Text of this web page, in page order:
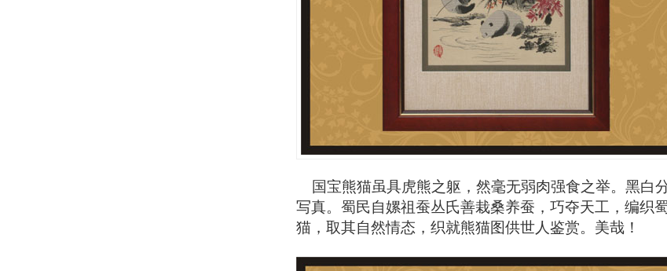
国宝熊猫虽具虎熊之躯，然毫无弱肉强食之举。黑白
写真。蜀民自嫘祖蚕丛氏善栽桑养蚕，巧夺天工，编织
猫，取其自然情态，织就熊猫图供世人鉴赏。美哉！